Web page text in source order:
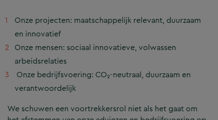
Onze projecten: maatschappelijk relevant, duurzaam
en innovatief
Onze mensen: sociaal innovatieve, volwassen
arbeidsrelaties
Onze bedrijfsvoering: CO₂-neutraal, duurzaam en
verantwoordelijk
We schuwen een voortrekkersrol niet als het gaat om